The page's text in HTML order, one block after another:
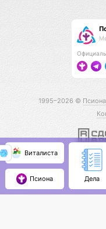
1995–2026 © Псиона
Виталиста
Псиона Дела